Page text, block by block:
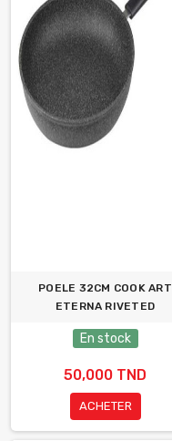
POELE 32CM COOK ART
ETERNA RIVETED
En stock
50,000 TND
ACHETER